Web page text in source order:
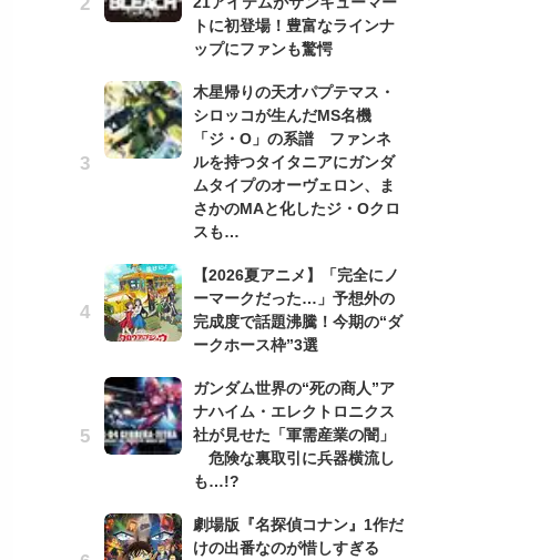
トに初登場！豊富なラインナ
ップにファンも驚愕
木星帰りの天才パプテマス・
シロッコが生んだMS名機
「ジ・O」の系譜 ファンネ
ルを持つタイタニアにガンダ
ムタイプのオーヴェロン、ま
さかのMAと化したジ・Oクロ
スも…
【2026夏アニメ】「完全にノ
ーマークだった…」予想外の
完成度で話題沸騰！今期の“ダ
ークホース枠”3選
ガンダム世界の“死の商人”ア
ナハイム・エレクトロニクス
社が見せた「軍需産業の闇」
危険な裏取引に兵器横流し
も…!?
劇場版『名探偵コナン』1作だ
けの出番なのが惜しすぎる